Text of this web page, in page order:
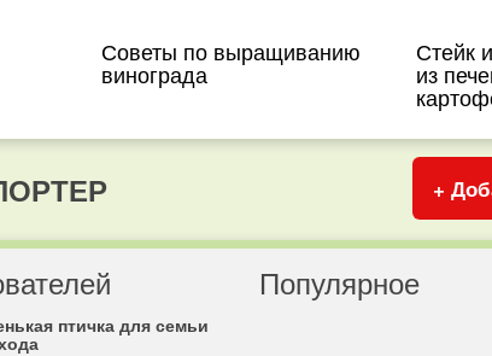
Советы по выращиванию
винограда
Стейк
из
+
птичка для семьи
Популярное